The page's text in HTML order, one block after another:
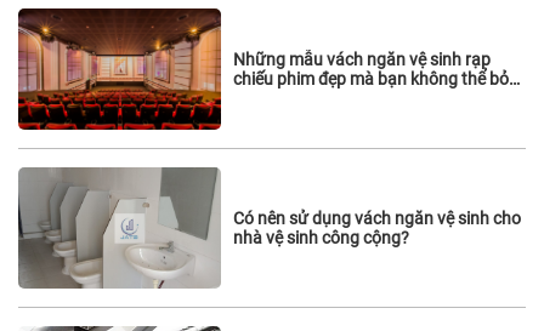
Những mẫu vách ngăn vệ sinh rạp
chiếu phim đẹp mà bạn không thể bỏ
Có nên sử dụng vách ngăn vệ sinh cho
nhà vệ sinh công cộng?